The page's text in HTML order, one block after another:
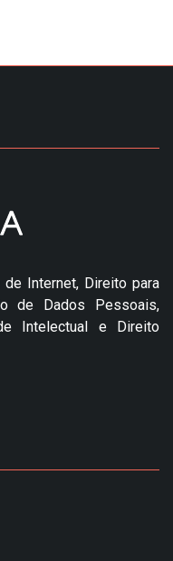
Internet, Direito para
de Dados Pessoais,
Intelectual e Direito